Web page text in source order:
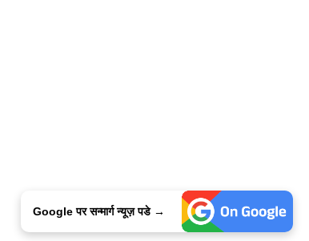
Google पर सन्मार्ग न्यूज़ पडे →